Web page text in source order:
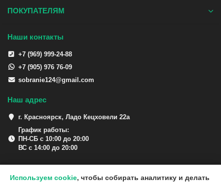
ПОКУПАТЕЛЯМ
Наши контакты
+7 (969) 999-24-88
+7 (905) 976 76-09
sobranie124@gmail.com
Наш адрес
г. Красноярск, Ладо Кецховели 22а
График работы:
ПН-СБ с 10:00 до 20:00
ВС с 14:00 до 20:00
Используем cookie, чтобы собирать аналитику и делать